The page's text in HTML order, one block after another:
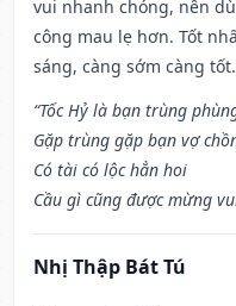
vui nhanh chóng, nên
công mau lẹ hơn. Tốt
sáng, càng sớm càng tốt.
“Tốc Hỷ là bạn trùng
Gặp trùng gặp bạn vợ
Có tài có lộc hẳn hoi
Cầu gì cũng được mừng
Nhị Thập Bát Tú